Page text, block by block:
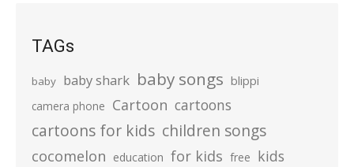
TAGs
baby baby shark baby songs blippi
camera phone Cartoon cartoons
cartoons for kids children songs
cocomelon education for kids free kids